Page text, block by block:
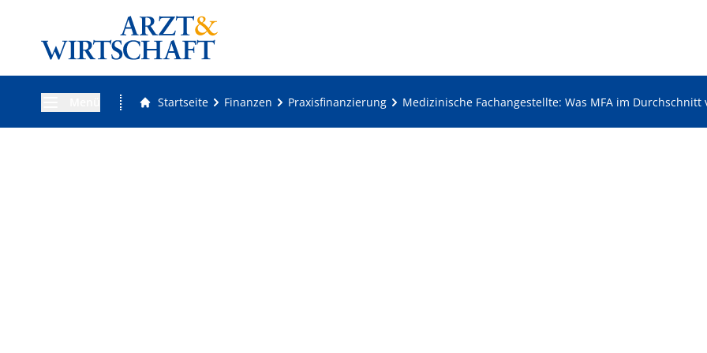
Startseite Finanzen Praxisfinanzierung Medizinische Fachangestellte: Was MFA im Durchschnitt